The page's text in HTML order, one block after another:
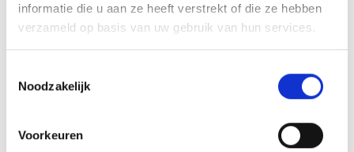
informatie die u aan ze heeft verstrekt of die ze hebben
verzameld op basis van uw gebruik van hun services.
Noodzakelijk
Voorkeuren
Veiligheidsregio Brabant-Zuidoost) samen bij de
uitvoering van de taken, waaronder het uitvoeren